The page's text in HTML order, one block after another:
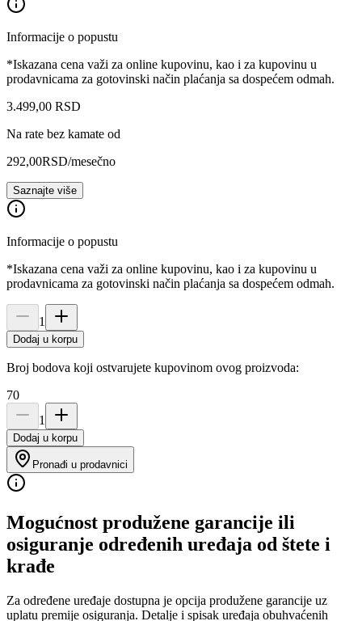
Informacije o popustu
*Iskazana cena važi za online kupovinu, kao i za kupovinu u
prodavnicama za gotovinski način plaćanja sa dospećem odmah.
3.499,00 RSD
Na rate bez kamate od
292,00RSD/mesečno
Saznajte više
Informacije o popustu
*Iskazana cena važi za online kupovinu, kao i za kupovinu u
prodavnicama za gotovinski način plaćanja sa dospećem odmah.
1
Dodaj u korpu
Broj bodova koji ostvarujete kupovinom ovog proizvoda:
70
1
Dodaj u korpu
Pronađi u prodavnici
Mogućnost produžene garancije ili
osiguranje određenih uređaja od štete i
krađe
Za određene uređaje dostupna je opcija produžene garancije uz
uplatu premije osiguranja. Detalje i spisak uređaja obuhvaćenih